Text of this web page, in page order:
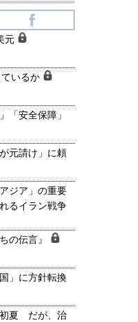
元
いるか
「安全保障」
元請け」に頼
ジア」の重要
るイラン戦争
の伝言』
」に方針転換
初夏 だが、治